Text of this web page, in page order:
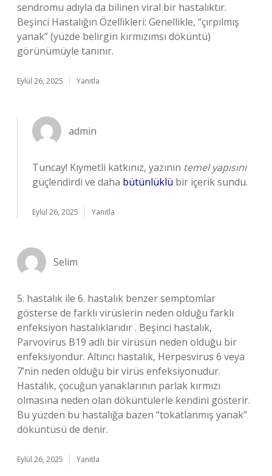
sendromu adıyla da bilinen viral bir hastalıktır.
Beşinci Hastalığın Özellikleri: Genellikle, “çırpılmış
yanak” (yüzde belirgin kırmızımsı döküntü)
görünümüyle tanınır.
Eylül 26, 2025 Yanıtla
admin
Tuncay! Kıymetli katkınız, yazının temel yapısını
güçlendirdi ve daha bütünlüklü bir içerik sundu.
Eylül 26, 2025 Yanıtla
Selim
5. hastalık ile 6. hastalık benzer semptomlar
gösterse de farklı virüslerin neden olduğu farklı
enfeksiyon hastalıklarıdır . Beşinci hastalık,
Parvovirus B19 adlı bir virüsün neden olduğu bir
enfeksiyondur. Altıncı hastalık, Herpesvirus 6 veya
7’nin neden olduğu bir virüs enfeksiyonudur.
Hastalık, çocuğun yanaklarının parlak kırmızı
olmasına neden olan döküntülerle kendini gösterir.
Bu yüzden bu hastalığa bazen “tokatlanmış yanak”
döküntüsü de denir.
Eylül 26, 2025 Yanıtla